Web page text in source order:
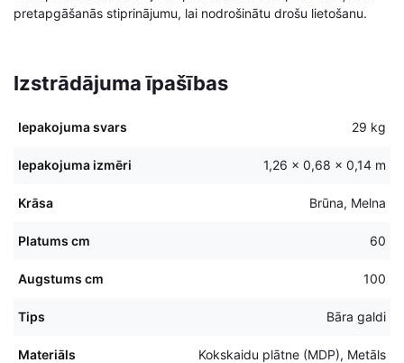
pretapgāšanās stiprinājumu, lai nodrošinātu drošu lietošanu.
Izstrādājuma īpašības
Iepakojuma svars 29 kg
Iepakojuma izmēri 1,26 × 0,68 × 0,14 m
Krāsa Brūna, Melna
Platums cm 60
Augstums cm 100
Tips Bāra galdi
Materiāls Kokskaidu plātne (MDP), Metāls